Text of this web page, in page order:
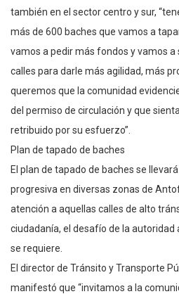
también en el sector centro y sur,
más de 600 baches que vamos a
vamos a pedir más fondos y vamos
calles para darle más agilidad, más
queremos que la comunidad
del permiso de circulación y que
retribuido por su esfuerzo”.
Plan de tapado de baches
El plan de tapado de baches se
progresiva en diversas zonas de
atención a aquellas calles de alto
ciudadanía, el desafío de la autoridad
se requiere.
El director de Tránsito y Transporte
manifestó que “invitamos a la